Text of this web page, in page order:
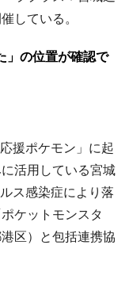
している。
」の位置が確認で
援ポケモン」に起
活用している宮城
ス感染症により落
ケットモンスタ
区）と包括連携協